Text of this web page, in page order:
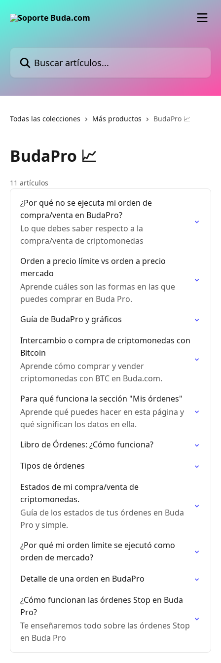
Buscar artículos...
Todas las colecciones Más productos BudaPro 📈
BudaPro 📈
11 artículos
¿Por qué no se ejecuta mi orden de
compra/venta en BudaPro?
Lo que debes saber respecto a la
compra/venta de criptomonedas
Orden a precio límite vs orden a precio
mercado
Aprende cuáles son las formas en las que
puedes comprar en Buda Pro.
Guía de BudaPro y gráficos
Intercambio o compra de criptomonedas con
Bitcoin
Aprende cómo comprar y vender
criptomonedas con BTC en Buda.com.
Para qué funciona la sección "Mis órdenes"
Aprende qué puedes hacer en esta página y
qué significan los datos en ella.
Libro de Órdenes: ¿Cómo funciona?
Tipos de órdenes
Estados de mi compra/venta de
criptomonedas.
Guía de los estados de tus órdenes en Buda
Pro y simple.
¿Por qué mi orden límite se ejecutó como
orden de mercado?
Detalle de una orden en BudaPro
¿Cómo funcionan las órdenes Stop en Buda
Pro?
Te enseñaremos todo sobre las órdenes Stop
en Buda Pro